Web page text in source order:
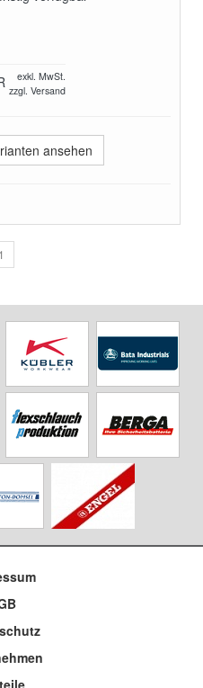
exkl. MwSt.
zzgl. Versand
ansehen
1